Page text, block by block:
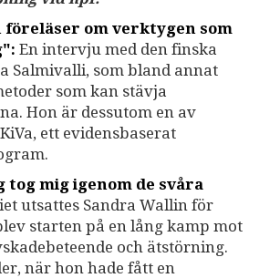
om verktygen som
En intervju med den finska
Salmivalli, som bland annat
som kan stävja
Hon är dessutom en av
ett evidensbaserat
tog mig igenom de svåra
utsattes Sandra Wallin för
starten på en lång kamp mot
och ätstörning.
när hon hade fått en